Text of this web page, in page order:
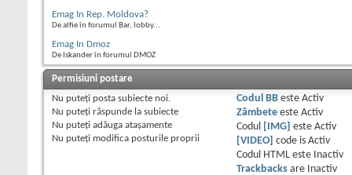
Emag In Rep. Moldova?
De alfie în forumul Bar, lobby...
Emag In Dmoz
De Iskander în forumul DMOZ
Permisiuni postare
Nu puteţi posta subiecte noi.
Nu puteţi răspunde la subiecte
Nu puteţi adăuga ataşamente
Nu puteţi modifica posturile proprii
Codul BBeste Activ
Zâmbeteeste Activ
Codul
[IMG] este Activ
[VIDEO] code is Activ
Codul HTML este
Inactiv
Trackbacksare
Inactiv